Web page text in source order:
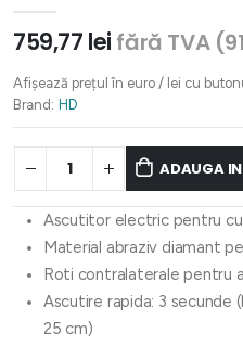
759,77 lei fără TVA (
Afișează prețul în euro / lei cu
Brand: HD
ADAUGA
Ascutitor electric pentru
Material abraziv diamant
Roti contralaterale pentru
Ascutire rapida: 3 secunde
25 cm)